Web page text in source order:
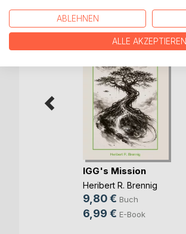
IGG's Mission
Heribert R. Brennig
9,80 € Buch
6,99 € E-Book
ABLEHNEN
ALLE AKZEPTIEREN